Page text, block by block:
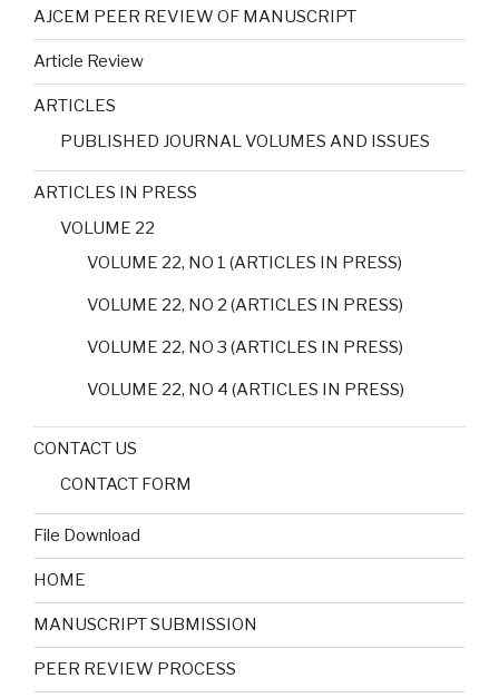
AJCEM PEER REVIEW OF MANUSCRIPT
Article Review
ARTICLES
PUBLISHED JOURNAL VOLUMES AND ISSUES
ARTICLES IN PRESS
VOLUME 22
VOLUME 22, NO 1 (ARTICLES IN PRESS)
VOLUME 22, NO 2 (ARTICLES IN PRESS)
VOLUME 22, NO 3 (ARTICLES IN PRESS)
VOLUME 22, NO 4 (ARTICLES IN PRESS)
CONTACT US
CONTACT FORM
File Download
HOME
MANUSCRIPT SUBMISSION
PEER REVIEW PROCESS